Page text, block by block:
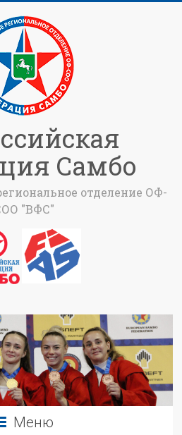
Самбо
отделение ОФ-
"ВФС"
Меню